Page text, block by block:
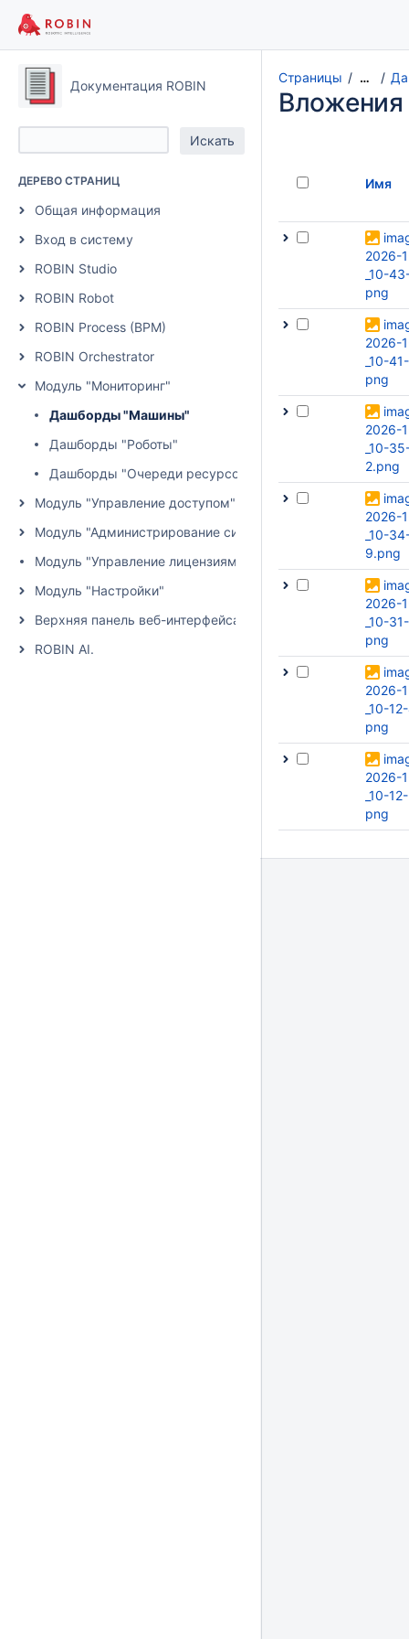
Документация ROBIN
ДЕРЕВО СТРАНИЦ
Общая информация
Вход в систему
ROBIN Studio
ROBIN Robot
ROBIN Process (BPM)
ROBIN Orchestrator
Модуль "Мониторинг"
Дашборды "Машины"
Дашборды "Роботы"
Дашборды "Очереди ресурсов"
Модуль "Управление доступом"
Модуль "Администрирование системы"
Модуль "Управление лицензиями"
Модуль "Настройки"
Верхняя панель веб-интерфейса
ROBIN AI.
Страницы …
Вложения
Имя
2026-
_10-
png
2026-
_10-
png
2026-
_10-
2.png
2026-
_10-
9.png
2026-
_10-
png
2026-
_10-
png
2026-
_10-
png